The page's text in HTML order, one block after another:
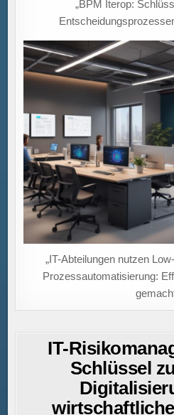
„BPM Iterop:
„IT-Abteilungen nutzen
Prozessautomatisierung:
IT-
Schlüssel